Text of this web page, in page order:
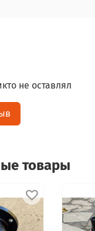
не оставлял
товары